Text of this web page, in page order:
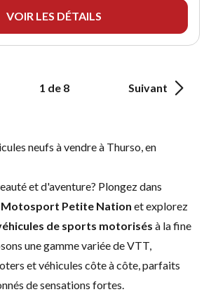
VOIR LES DÉTAILS
1 de 8 Suivant
neufs à vendre à Thurso, en
et d'aventure? Plongez dans
Motosport Petite Nation et explorez
de sports motorisés à la fine
une gamme variée de VTT,
et véhicules côte à côte, parfaits
de sensations fortes.